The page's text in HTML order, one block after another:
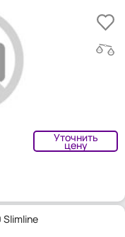
Уточнить
цену
Slimline